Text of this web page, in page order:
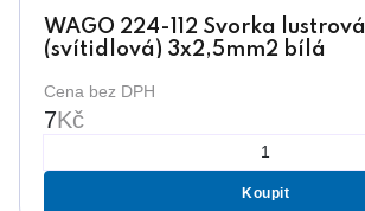
WAGO 224-112 Svorka lustrová
(svítidlová) 3x2,5mm2 bílá
Cena bez DPH
7Kč
Koupit